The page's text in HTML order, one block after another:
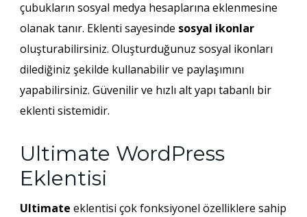
çubukların sosyal medya hesaplarına eklenmesine
olanak tanır. Eklenti sayesinde sosyal ikonlar
oluşturabilirsiniz. Oluşturduğunuz sosyal ikonları
dilediğiniz şekilde kullanabilir ve paylaşımını
yapabilirsiniz. Güvenilir ve hızlı alt yapı tabanlı bir
eklenti sistemidir.
Ultimate WordPress
Eklentisi
Ultimate eklentisi çok fonksiyonel özelliklere sahip